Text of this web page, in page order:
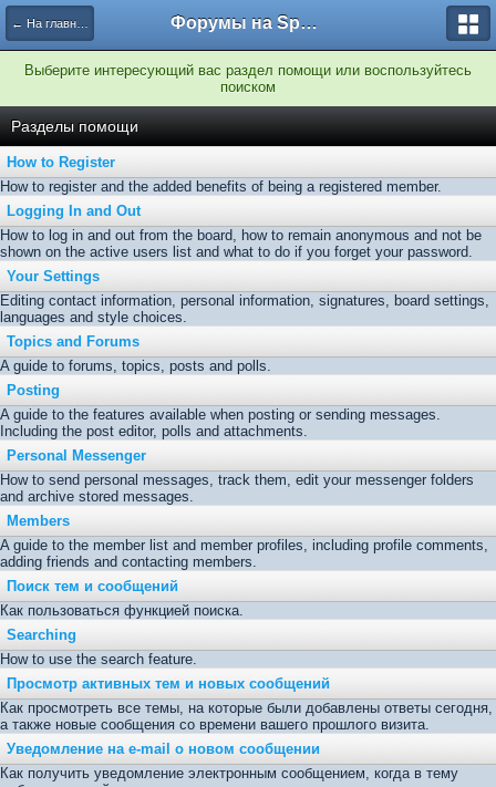
← На главную Форумы на Sportbox.ru
Выберите интересующий вас раздел помощи или воспользуйтесь
поиском
Разделы помощи
How to Register
How to register and the added benefits of being a registered member.
Logging In and Out
How to log in and out from the board, how to remain anonymous and not be
shown on the active users list and what to do if you forget your password.
Your Settings
Editing contact information, personal information, signatures, board settings,
languages and style choices.
Topics and Forums
A guide to forums, topics, posts and polls.
Posting
A guide to the features available when posting or sending messages.
Including the post editor, polls and attachments.
Personal Messenger
How to send personal messages, track them, edit your messenger folders
and archive stored messages.
Members
A guide to the member list and member profiles, including profile comments,
adding friends and contacting members.
Поиск тем и сообщений
Как пользоваться функцией поиска.
Searching
How to use the search feature.
Просмотр активных тем и новых сообщений
Как просмотреть все темы, на которые были добавлены ответы сегодня,
а также новые сообщения со времени вашего прошлого визита.
Уведомление на е-mail о новом сообщении
Как получить уведомление электронным сообщением, когда в тему